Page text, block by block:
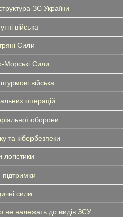
ЗС України
війська
Сили
Морські Сили
війська
операцій
оборони
та кібербезпеки
сили
не належать до видів ЗСУ